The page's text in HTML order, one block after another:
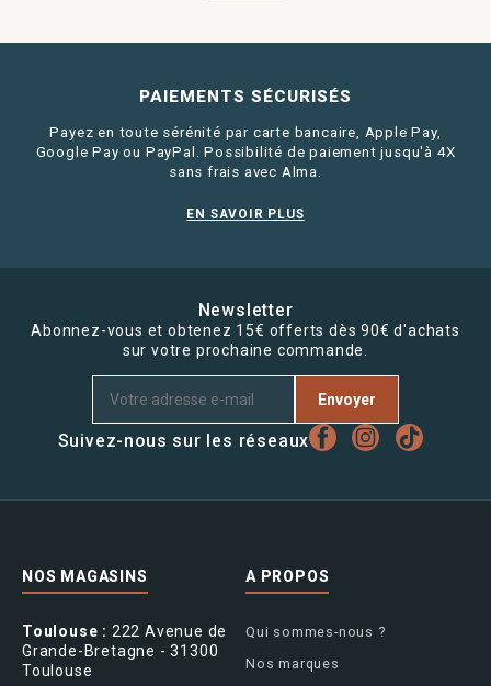
PAIEMENTS SÉCURISÉS
Payez en toute sérénité par carte bancaire, Apple Pay,
Google Pay ou PayPal. Possibilité de paiement jusqu'à 4X
sans frais avec Alma.
EN SAVOIR PLUS
Newsletter
Abonnez-vous et obtenez 15€ offerts dès 90€ d'achats
sur votre prochaine commande.
Envoyer
Suivez-nous sur les réseaux
NOS MAGASINS
Toulouse : 222 Avenue de
Grande-Bretagne - 31300
Toulouse
A PROPOS
Qui sommes-nous ?
Nos marques